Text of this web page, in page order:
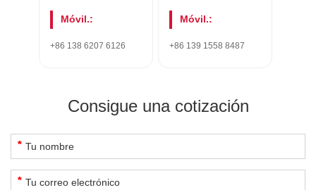
Móvil.:
+86 138 6207 6126
Móvil.:
+86 139 1558 8487
Consigue una cotización